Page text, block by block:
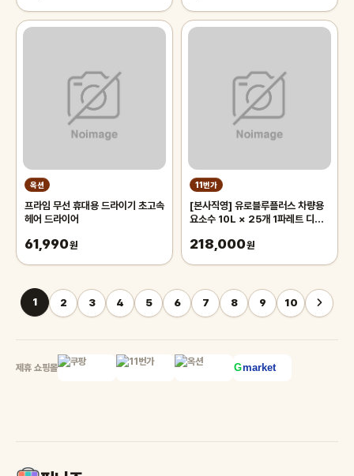
옥션
프라임 무선 휴대용 드라이기 초고속
헤어 드라이어
61,990원
11번가
[본사직영] 유로블루플러스 차량용
요소수 10L × 25개 1파레트 디젤
218,000원
1 2 3 4 5 6 7 8 9 10
제휴 쇼핑몰